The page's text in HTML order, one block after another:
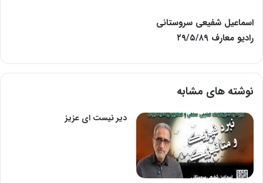
اسماعیل شفیعی سروستانی
رادیو معارف ۲۹/۵/۸۹
نوشته های مشابه
دیر نیست ای عزیز